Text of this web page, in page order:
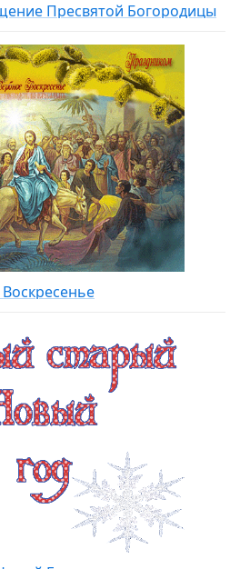
Пресвятой Богородицы